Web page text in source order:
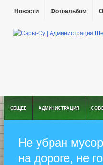
Новости Фотоальбом
ОБЩЕЕ АДМИНИСТРАЦИЯ
Не убран
на дороге, не